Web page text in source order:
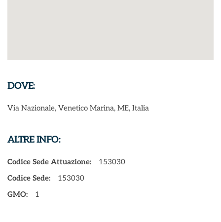
DOVE:
Via Nazionale, Venetico Marina, ME, Italia
ALTRE INFO:
Codice Sede Attuazione:
153030
Codice Sede:
153030
GMO:
1